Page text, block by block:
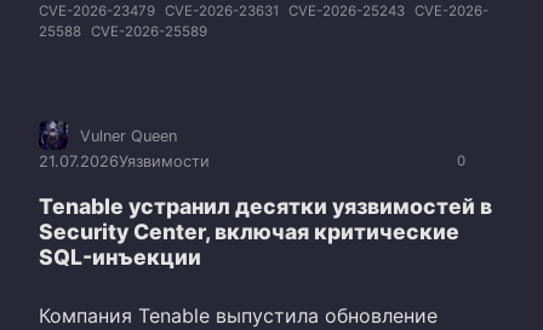
CVE-2026-23479 CVE-2026-23631 CVE-2026-25243 CVE-2026-
25588 CVE-2026-25589
0
Vulner Queen
21.07.2026Уязвимости
Tenable устранил десятки уязвимостей в
Security Center, включая критические
SQL-инъекции
Компания Tenable выпустила обновление